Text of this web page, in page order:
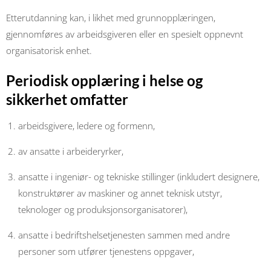
Etterutdanning kan, i likhet med grunnopplæringen,
gjennomføres av arbeidsgiveren eller en spesielt oppnevnt
organisatorisk enhet.
Periodisk opplæring i helse og
sikkerhet omfatter
arbeidsgivere, ledere og formenn,
av ansatte i arbeideryrker,
ansatte i ingeniør- og tekniske stillinger (inkludert designere,
konstruktører av maskiner og annet teknisk utstyr,
teknologer og produksjonsorganisatorer),
ansatte i bedriftshelsetjenesten sammen med andre
personer som utfører tjenestens oppgaver,